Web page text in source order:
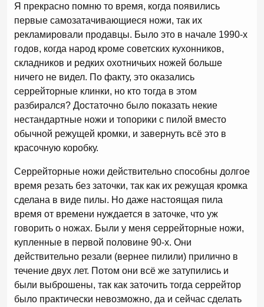
Я прекрасно помню то время, когда появились
первые самозатачивающиеся ножи, так их
рекламировали продавцы. Было это в начале 1990-х
годов, когда народ кроме советских кухонников,
складников и редких охотничьих ножей больше
ничего не видел. По факту, это оказались
серрейторные клинки, но кто тогда в этом
разбирался? Достаточно было показать некие
нестандартные ножи и топорики с пилой вместо
обычной режущей кромки, и завернуть всё это в
красочную коробку.
Серрейторные ножи действительно способны долгое
время резать без заточки, так как их режущая кромка
сделана в виде пилы. Но даже настоящая пила
время от времени нуждается в заточке, что уж
говорить о ножах. Были у меня серрейторные ножи,
купленные в первой половине 90-х. Они
действительно резали (вернее пилили) прилично в
течение двух лет. Потом они всё же затупились и
были выброшены, так как заточить тогда серрейтор
было практически невозможно, да и сейчас сделать